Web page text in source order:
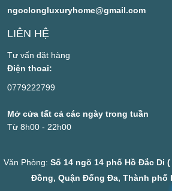
ngoclongluxuryhome@gmail.com
LIÊN HỆ
Tư vấn đặt hàng
Điện thoai:
0779222799
Mở cửa tất cả các ngày trong tuần
Từ 8h00 - 22h00
Văn Phòng: Số 14 ngõ 14 phố Hồ Đắc Di
Đồng, Quận Đống Đa, Thành phố